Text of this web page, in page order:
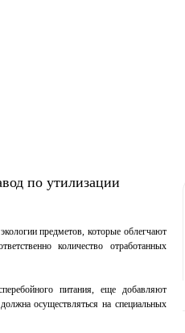
по утилизации
предметов, которые облегчают
количество отработанных
питания, еще добавляют
осуществляться на специальных